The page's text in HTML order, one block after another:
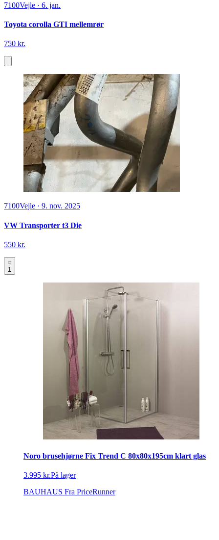
7100Vejle · 6. jan.
Toyota corolla GTI mellemrør
750 kr.
7100Vejle · 9. nov. 2025
VW Transporter t3 Die
550 kr.
1
Noro brusehjørne Fix Trend C 80x80x195cm klart glas
3.995 kr.På lager
BAUHAUS Fra PriceRunner